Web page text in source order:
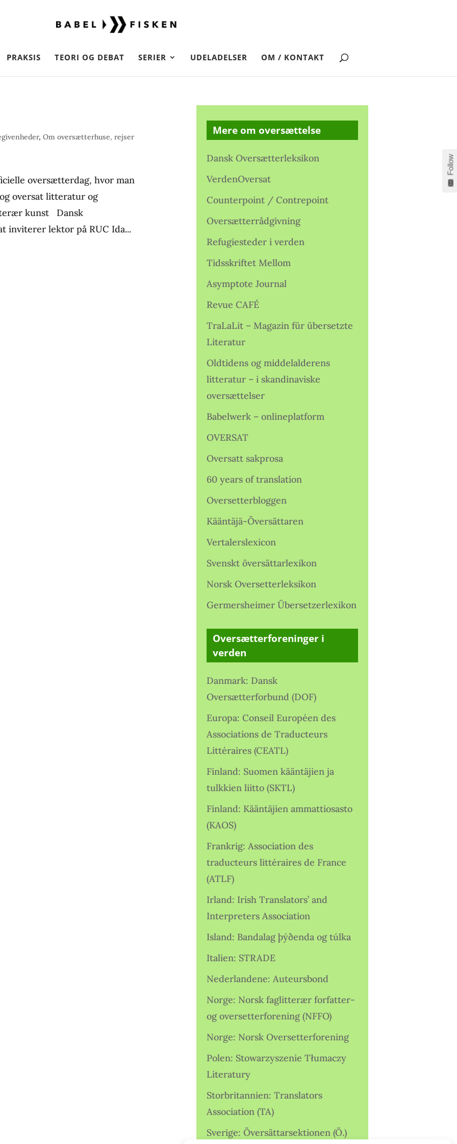
PRAKSIS TEORI OG DEBAT SERIER UDELADELSER OM / KONTAKT
,Om oversætterhuse, rejser
oversætterdag, hvor man
oversat litteratur og
kunst Dansk
inviterer lektor på RUC Ida...
Mere om oversættelse
Dansk Oversætterleksikon
VerdenOversat
Counterpoint / Contrepoint
Oversætterrådgivning
Refugiesteder i verden
Tidsskriftet Mellom
Asymptote Journal
Revue CAFÉ
TraLaLit – Magazin für übersetzte
Literatur
Oldtidens og middelalderens
litteratur – i skandinaviske
oversættelser
Babelwerk – onlineplatform
OVERSAT
Oversatt sakprosa
60 years of translation
Oversetterbloggen
Kääntäjä-Översättaren
Vertalerslexicon
Svenskt översättarlexikon
Norsk Oversetterleksikon
Germersheimer Übersetzerlexikon
Oversætterforeninger i
verden
Danmark: Dansk
Oversætterforbund (DOF)
Europa: Conseil Européen des
Associations de Traducteurs
Littéraires (CEATL)
Finland: Suomen kääntäjien ja
tulkkien liitto (SKTL)
Finland: Kääntäjien ammattiosasto
(KAOS)
Frankrig: Association des
traducteurs littéraires de France
(ATLF)
Irland: Irish Translators’ and
Interpreters Association
Island: Bandalag þýðenda og túlka
Italien: STRADE
Nederlandene: Auteursbond
Norge: Norsk faglitterær forfatter-
og oversetterforening (NFFO)
Norge: Norsk Oversetterforening
Polen: Stowarzyszenie Tłumaczy
Literatury
Storbritannien: Translators
Association (TA)
Sverige: Översättarsektionen (Ö.)
Follow